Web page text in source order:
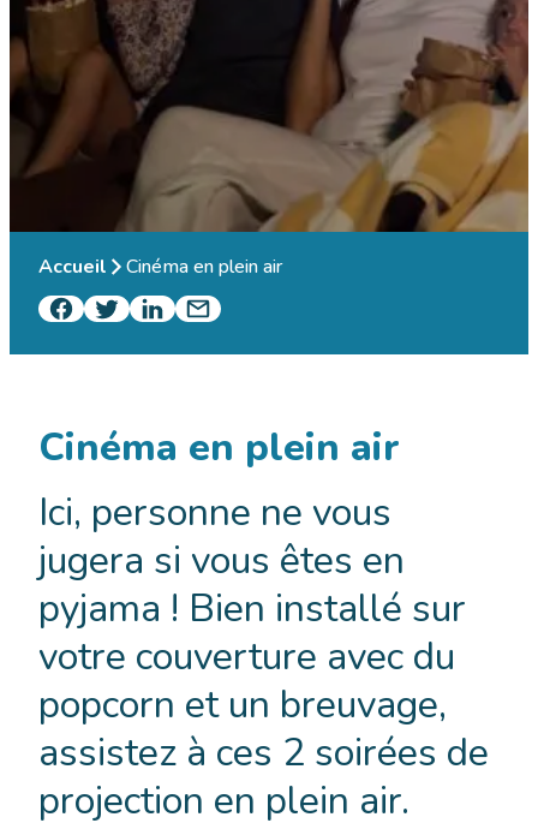
Accueil Cinéma en plein air
Cinéma en plein air
Ici, personne ne vous
jugera si vous êtes en
pyjama ! Bien installé sur
votre couverture avec du
popcorn et un breuvage,
assistez à ces 2 soirées de
projection en plein air.